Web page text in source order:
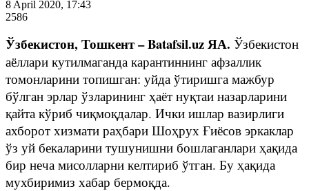
8 April 2020, 17:43
2586
Ўзбекистон, Тошкент – Batafsil.uz ЯА. Ўзбекистон
аёллари кутилмаганда карантиннинг афзаллик
томонларини топишган: уйда ўтиришга мажбур
бўлган эрлар ўзларининг ҳаёт нуқтаи назарларини
қайта кўриб чиқмоқдалар. Ички ишлар вазирлиги
ахборот хизмати раҳбари Шоҳрух Ғиёсов эркаклар
ўз уй бекаларини тушунишни бошлаганлари ҳақида
бир неча мисолларни келтириб ўтган. Бу ҳақида
мухбиримиз хабар бермоқда.